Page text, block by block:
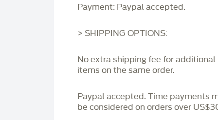
Payment: Paypal accepted.
> SHIPPING OPTIONS:
No extra shipping fee for additional
items on the same order.
Paypal accepted. Time payments
be considered on orders over